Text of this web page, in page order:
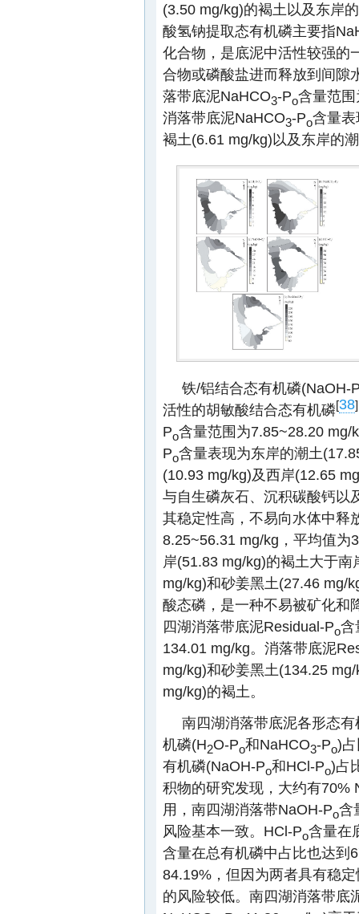
(3.50 mg/kg)的褐土以及东岸
酸氢钠提取态有机磷主要指
化合物，是底泥中活性较强的
合物或磷酸盐进而释放到间隙
落带底泥NaHCO3-Po含量范
消落带底泥NaHCO3-Po含量
褐土(6.61 mg/kg)以及东岸的
铁/铝结合态有机磷(NaOH-
活性的胡敏酸结合态有机磷[38]
Po含量范围为7.85~28.20 mg/
Po含量表现为东岸的潮土
(10.93 mg/kg)及西岸(12.65
与自生磷灰石、沉积碳酸钙以
其稳定性高，不易向水体中释
8.25~56.31 mg/kg，平均值为
岸(51.83 mg/kg)的褐土大于
mg/kg)和砂姜黑土(27.46 mg/
酸态磷，是一种不易被矿化和
四湖消落带底泥Residual-Po含
134.01 mg/kg。消落带底泥
mg/kg)和砂姜黑土(134.25
mg/kg)的褐土。
南四湖消落带底泥各形态
机磷(H2O-Po和NaHCO3-Po)
有机磷(NaOH-Po和HCl-Po)占
积物的研究发现，大约有70%
用，南四湖消落带NaOH-Po含
风险基本一致。HCl-Po含量在
含量在总有机磷中占比也达到
84.19%，但因为两者具有稳
的风险较低。南四湖消落带底